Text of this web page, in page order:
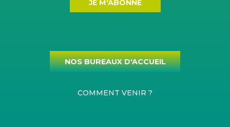
JE M'ABONNE
NOS BUREAUX D'ACCUEIL
COMMENT VENIR ?